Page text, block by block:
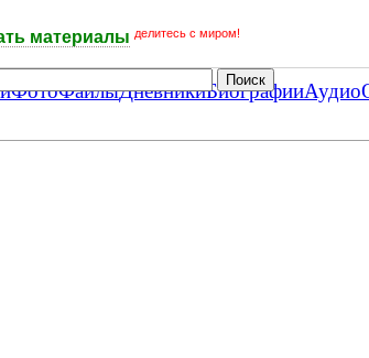
материалы делитесь с миром!
ФотоФайлыДневникиБиографииАудио